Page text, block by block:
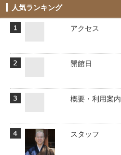
人気ランキング
アクセス
開館日
概要・利用案内
スタッフ